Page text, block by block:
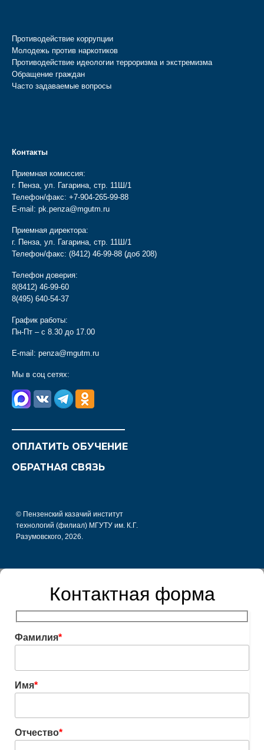
Противодействие коррупции
Молодежь против наркотиков
Противодействие идеологии терроризма и экстремизма
Обращение граждан
Часто задаваемые вопросы
Контакты
Приемная комиссия:
г. Пенза, ул. Гагарина, стр. 11Ш/1
Телефон/факс: +7-904-265-99-88
E-mail: pk.penza@mgutm.ru
Приемная директора:
г. Пенза, ул. Гагарина, стр. 11Ш/1
Телефон/факс: (8412) 46-99-88 (доб 208)
Телефон доверия:
8(8412) 46-99-60
8(495) 640-54-37
График работы:
Пн-Пт – с 8.30 до 17.00
E-mail: penza@mgutm.ru
Мы в соц сетях:
ОПЛАТИТЬ ОБУЧЕНИЕ
ОБРАТНАЯ СВЯЗЬ
© Пензенский казачий институт
технологий (филиал) МГУТУ им. К.Г.
Разумовского, 2026.
Контактная форма
Фамилия*
Имя*
Отчество*